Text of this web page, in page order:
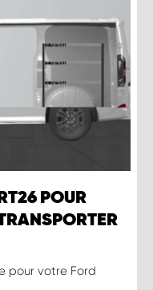
POUR
pour votre Ford